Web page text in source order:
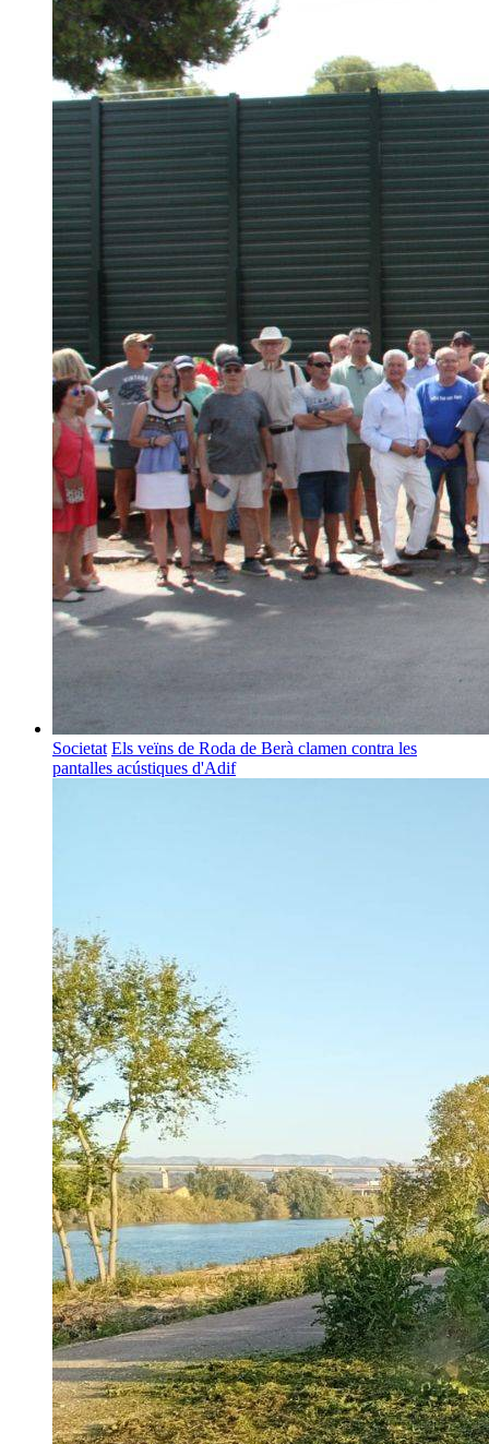
Societat Els veïns de Roda de Berà clamen contra les
pantalles acústiques d'Adif